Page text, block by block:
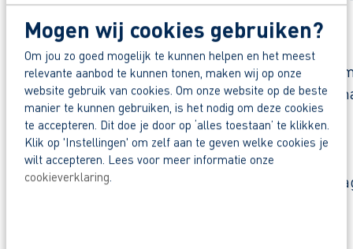
Mogen wij cookies gebruiken?
Om jou zo goed mogelijk te kunnen helpen en het meest
relevante aanbod te kunnen tonen, maken wij op onze
website gebruik van cookies. Om onze website op de beste
manier te kunnen gebruiken, is het nodig om deze cookies
te accepteren. Dit doe je door op ‘alles toestaan’ te klikken.
Klik op 'Instellingen' om zelf aan te geven welke cookies je
wilt accepteren. Lees voor meer informatie onze
cookieverklaring.
Waar ga je aan het werk?
Je gaat aan de slag bij een familiebedrijf dat al
kunstwerken. Het bedrijf is bekend om zijn
een sterke focus op duurzaamheid en innovatie.
Zo maak je werk van jouw toekomst
Reageer nu op deze vacature. Al binnen 1